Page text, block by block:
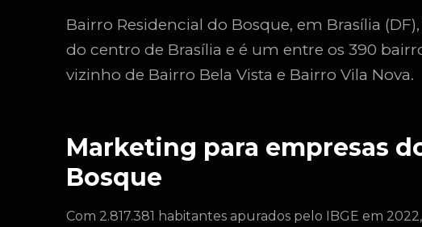
Bairro Residencial do Bosque, em Brasília
do centro de Brasília e é um entre os 390
vizinho de Bairro Bela Vista e Bairro Vila Nova.
Marketing para empresas
Bosque
Com 2.817.381 habitantes apurados pelo IBGE em